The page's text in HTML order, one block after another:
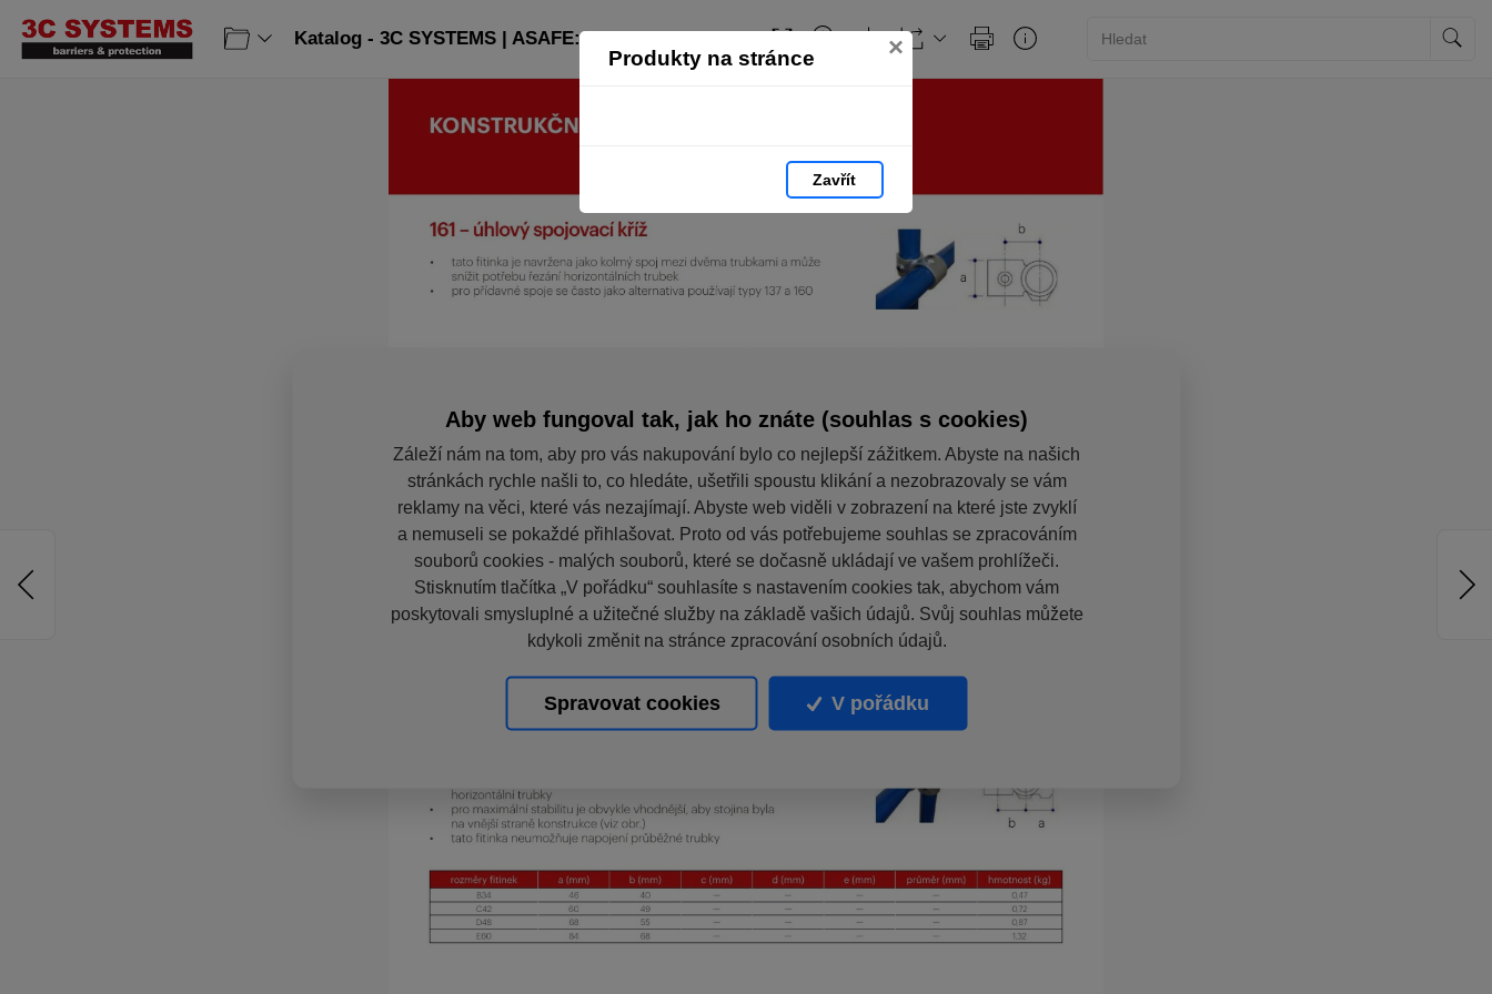
Produkty na stránce ×
Zavřít
Katalog - 3C SYSTEMS | ASAFE: strana 233
Aby web fungoval tak, jak ho znáte (souhlas s cookies)
Záleží nám na tom, aby pro vás nakupování bylo co nejlepší zážitkem. Abyste na našich
stránkách rychle našli to, co hledáte, ušetřili spoustu klikání a nezobrazovaly se vám
reklamy na věci, které vás nezajímají. Abyste web viděli v zobrazení na které jste zvyklí
a nemuseli se pokaždé přihlašovat. Proto od vás potřebujeme souhlas se zpracováním
souborů cookies - malých souborů, které se dočasně ukládají ve vašem prohlížeči.
Stisknutím tlačítka „V pořádku“ souhlasíte s nastavením cookies tak, abychom vám
poskytovali smysluplné a užitečné služby na základě vašich údajů. Svůj souhlas můžete
kdykoli změnit na stránce zpracování osobních údajů.
Spravovat cookies V pořádku